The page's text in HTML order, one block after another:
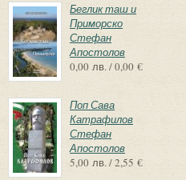
Беглик таш и
Приморско
Стефан
Апостолов
0,00 лв. / 0,00 €
Поп Сава
Катрафилов
Стефан
Апостолов
5,00 лв. / 2,55 €